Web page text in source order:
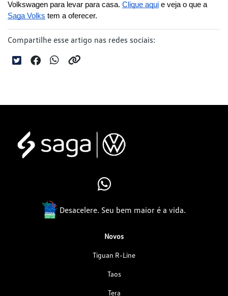
Volkswagen para levar para casa. Clique aqui
Saga Volks tem a oferecer.
Compartilhe esse artigo nas redes sociais:
Desacelere. Seu bem maior é a vida.
Novos
Tiguan R-Line
Taos
Tera